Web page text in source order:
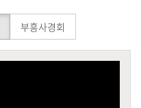
부흥사경회